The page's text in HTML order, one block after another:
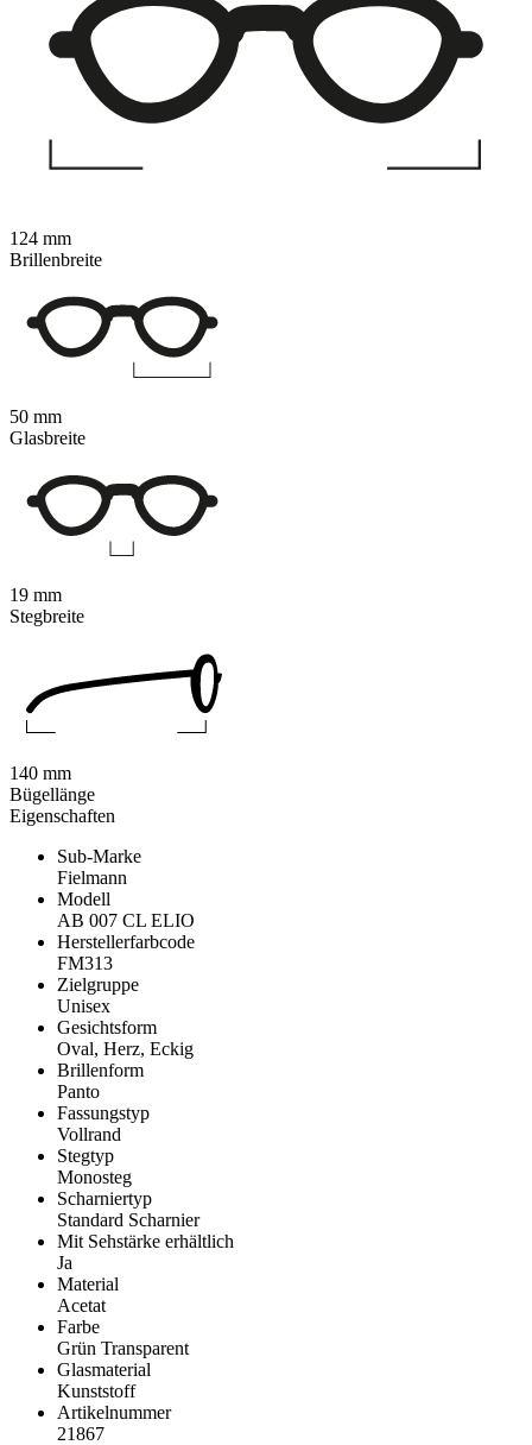
Eigenschaften
Sub-Marke
Fielmann
Modell
AB 007 CL ELIO
Herstellerfarbcode
FM313
Zielgruppe
Unisex
Gesichtsform
Oval, Herz, Eckig
Brillenform
Panto
Fassungstyp
Vollrand
Stegtyp
Monosteg
Scharniertyp
Standard Scharnier
Mit Sehstärke erhältlich
Ja
Material
Acetat
Farbe
Grün Transparent
Glasmaterial
Kunststoff
Artikelnummer
21867
124 mm
Brillenbreite
50 mm
Glasbreite
19 mm
Stegbreite
140 mm
Bügellänge